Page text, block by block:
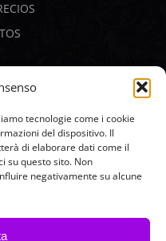
tecnologie come i cookie
del dispositivo. Il
di elaborare dati come il
su questo sito. Non
negativamente su alcune